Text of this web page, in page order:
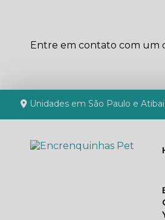
Entre em contato com um
Unidades em São Paulo e